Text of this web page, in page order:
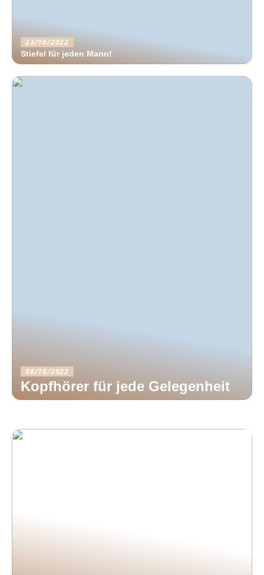
23/10/2022
Stiefel für jeden Mann!
08/10/2022
Kopfhörer für jede Gelegenheit